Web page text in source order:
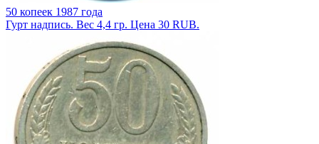
50 копеек 1987 года
Гурт надпись. Вес 4,4 гр. Цена 30 RUB.